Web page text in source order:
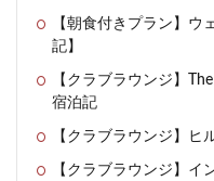
【朝食付きプラン】ウ
記】
【クラブラウンジ】
宿泊記
【クラブラウンジ】ヒ
【クラブラウンジ】イ